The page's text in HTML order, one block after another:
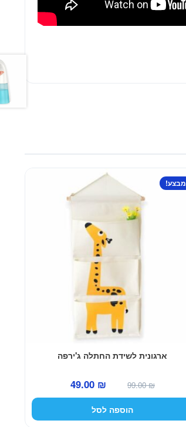
ארגונית לשידת החתלה ג'ירפה
מבצע!
99.00₪
המחיר
המקורי
היה:
49.00 ₪
המחיר
הנוכחי
הוספה לסל